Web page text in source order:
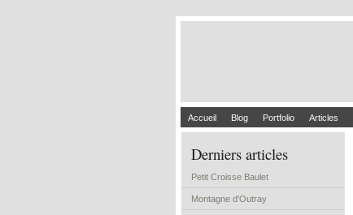
Accueil Blog Portfolio Articles
Derniers articles
Petit Croisse Baulet
Montagne d'Outray